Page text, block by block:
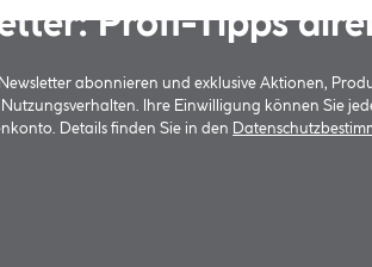
Profi-Tipps
abonnieren und exklusive Aktionen,
Ihre Einwilligung können Sie
Details finden Sie in den